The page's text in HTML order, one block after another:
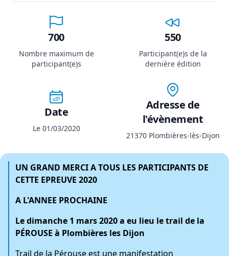
700
Nombre maximum de
participant(e)s
550
Participant(e)s de la
dernière édition
Date
Le 01/03/2020
Adresse de
l'évènement
21370 Plombières-lès-Dijon
UN GRAND MERCI A TOUS LES PARTICIPANTS DE
CETTE EPREUVE 2020
A L'ANNEE PROCHAINE
Le dimanche 1 mars 2020 a eu lieu le trail de la
PÉROUSE à Plombières les Dijon
Trail de la Pérouse est une manifestation